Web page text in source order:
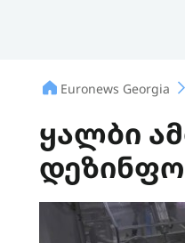
Euronews Georgia
ყალბი